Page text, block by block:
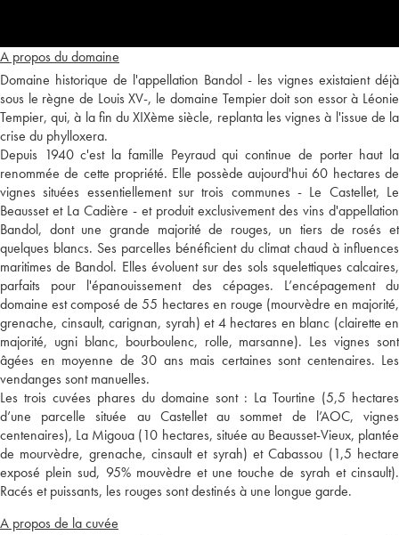
A propos du domaine
Domaine historique de l'appellation Bandol - les vignes existaient déjà
sous le règne de Louis XV-, le domaine Tempier doit son essor à Léonie
Tempier, qui, à la fin du XIXème siècle, replanta les vignes à l'issue de la
crise du phylloxera.
Depuis 1940 c'est la famille Peyraud qui continue de porter haut la
renommée de cette propriété. Elle possède aujourd'hui 60 hectares de
vignes situées essentiellement sur trois communes - Le Castellet, Le
Beausset et La Cadière - et produit exclusivement des vins d'appellation
Bandol, dont une grande majorité de rouges, un tiers de rosés et
quelques blancs. Ses parcelles bénéficient du climat chaud à influences
maritimes de Bandol. Elles évoluent sur des sols squelettiques calcaires,
parfaits pour l'épanouissement des cépages. L’encépagement du
domaine est composé de 55 hectares en rouge (mourvèdre en majorité,
grenache, cinsault, carignan, syrah) et 4 hectares en blanc (clairette en
majorité, ugni blanc, bourboulenc, rolle, marsanne). Les vignes sont
âgées en moyenne de 30 ans mais certaines sont centenaires. Les
vendanges sont manuelles.
Les trois cuvées phares du domaine sont : La Tourtine (5,5 hectares
d’une parcelle située au Castellet au sommet de l’AOC, vignes
centenaires), La Migoua (10 hectares, située au Beausset-Vieux, plantée
de mourvèdre, grenache, cinsault et syrah) et Cabassou (1,5 hectare
exposé plein sud, 95% mouvèdre et une touche de syrah et cinsault).
Racés et puissants, les rouges sont destinés à une longue garde.
A propos de la cuvée